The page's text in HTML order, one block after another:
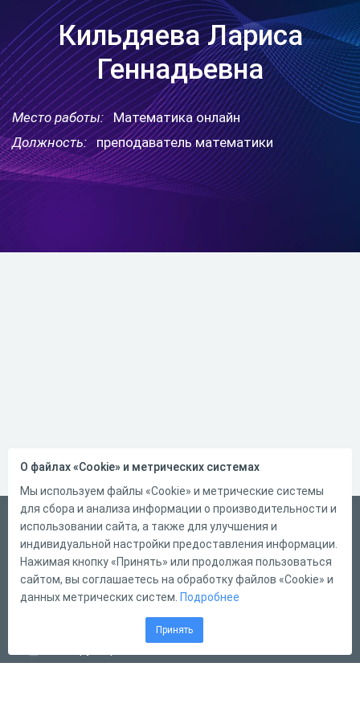
Кильдяева Лариса
Геннадьевна
Место работы:
Математика онлайн
Должность:
преподаватель математики
Справка
Форма обратной связи
Контакты
О файлах «Cookie» и метрических системах
Мы используем файлы «Cookie» и метрические системы
для сбора и анализа информации о производительности и
использовании сайта, а также для улучшения и
индивидуальной настройки предоставления информации.
Нажимая кнопку «Принять» или продолжая пользоваться
сайтом, вы соглашаетесь на обработку файлов «Cookie» и
данных метрических систем. Подробнее
Принять